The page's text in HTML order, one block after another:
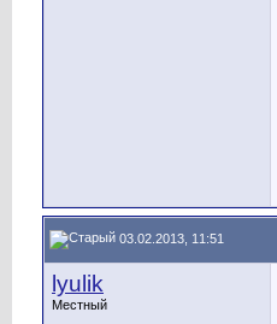
03.02.2013, 11:51
lyulik
Местный